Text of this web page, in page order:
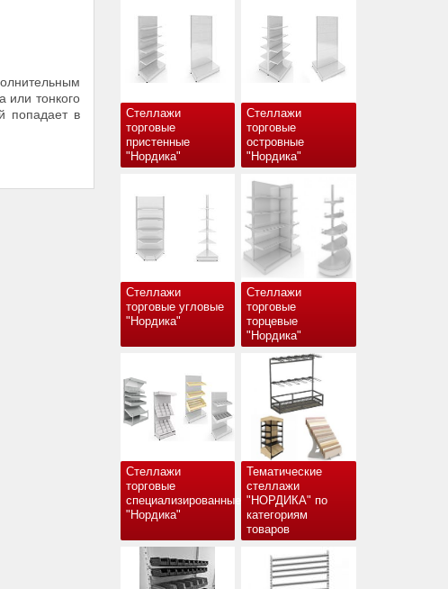
Стеллажи
торговые
пристенные
"Нордика"
Стеллажи
торговые
островные
"Нордика"
Стеллажи
торговые угловые
"Нордика"
Стеллажи
торговые
торцевые
"Нордика"
Стеллажи
торговые
специализированные
"Нордика"
Тематические
стеллажи
"НОРДИКА" по
категориям
товаров
или тонкого
попадает в